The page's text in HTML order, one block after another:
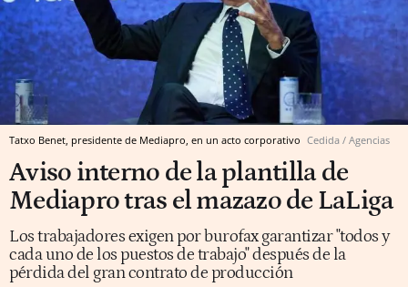
Tatxo Benet, presidente de Mediapro, en un acto corporativo Cedida / Agencias
Aviso interno de la plantilla de
Mediapro tras el mazazo de LaLiga
Los trabajadores exigen por burofax garantizar "todos y
cada uno de los puestos de trabajo" después de la
pérdida del gran contrato de producción